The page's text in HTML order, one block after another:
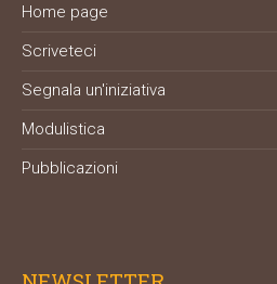
Home page
Scriveteci
Segnala un'iniziativa
Modulistica
Pubblicazioni